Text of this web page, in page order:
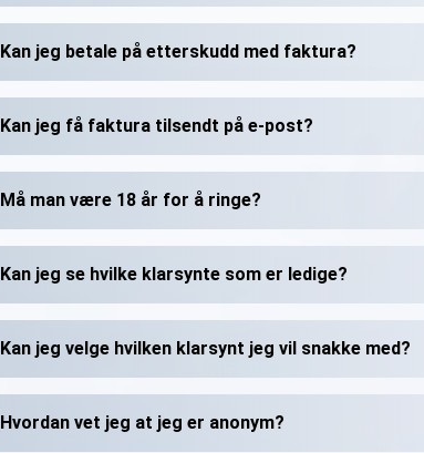
Kan jeg betale på etterskudd med faktura?
Kan jeg få faktura tilsendt på e-post?
Må man være 18 år for å ringe?
Kan jeg se hvilke klarsynte som er ledige?
Kan jeg velge hvilken klarsynt jeg vil snakke med?
Hvordan vet jeg at jeg er anonym?